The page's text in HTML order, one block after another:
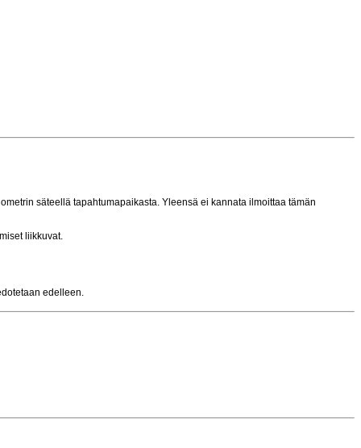
säteellä tapahtumapaikasta. Yleensä ei kannata ilmoittaa tämän
liikkuvat.
edelleen.